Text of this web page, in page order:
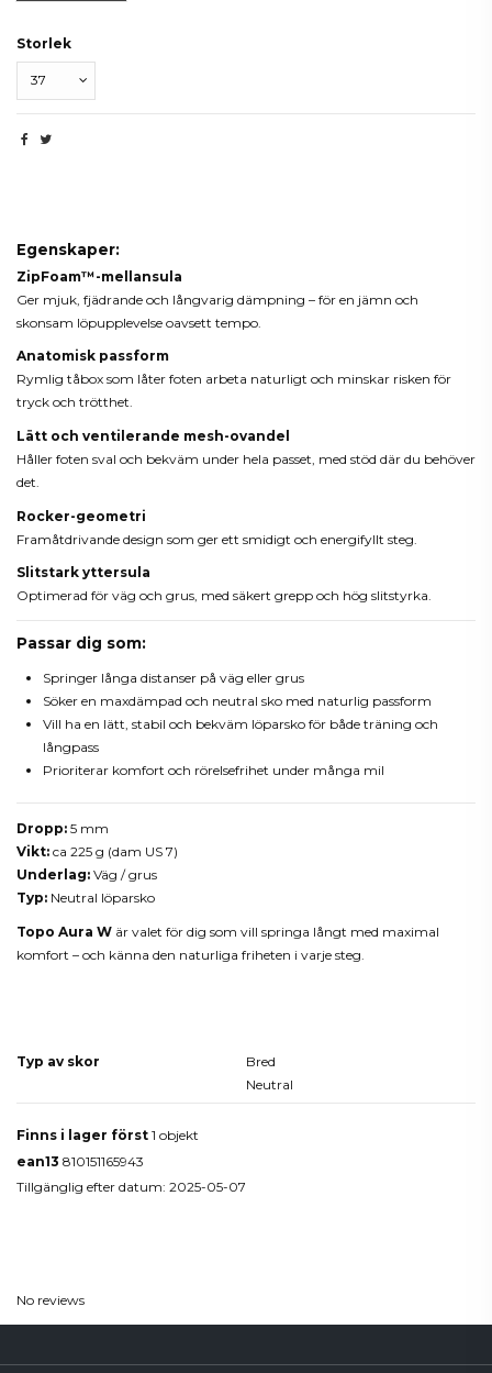
Storlek
Egenskaper:
ZipFoam™-mellansula
Ger mjuk, fjädrande och långvarig dämpning – för en jämn och
skonsam löpupplevelse oavsett tempo.
Anatomisk passform
Rymlig tåbox som låter foten arbeta naturligt och minskar risken för
tryck och trötthet.
Lätt och ventilerande mesh-ovandel
Håller foten sval och bekväm under hela passet, med stöd där du behöver
det.
Rocker-geometri
Framåtdrivande design som ger ett smidigt och energifyllt steg.
Slitstark yttersula
Optimerad för väg och grus, med säkert grepp och hög slitstyrka.
Passar dig som:
Springer långa distanser på väg eller grus
Söker en maxdämpad och neutral sko med naturlig passform
Vill ha en lätt, stabil och bekväm löparsko för både träning och
långpass
Prioriterar komfort och rörelsefrihet under många mil
Dropp: 5 mm
Vikt: ca 225 g (dam US 7)
Underlag: Väg / grus
Typ: Neutral löparsko
Topo Aura W är valet för dig som vill springa långt med maximal
komfort – och känna den naturliga friheten i varje steg.
Typ av skor
Bred
Neutral
Finns i lager först 1 objekt
ean13 810151165943
Tillgänglig efter datum: 2025-05-07
No reviews